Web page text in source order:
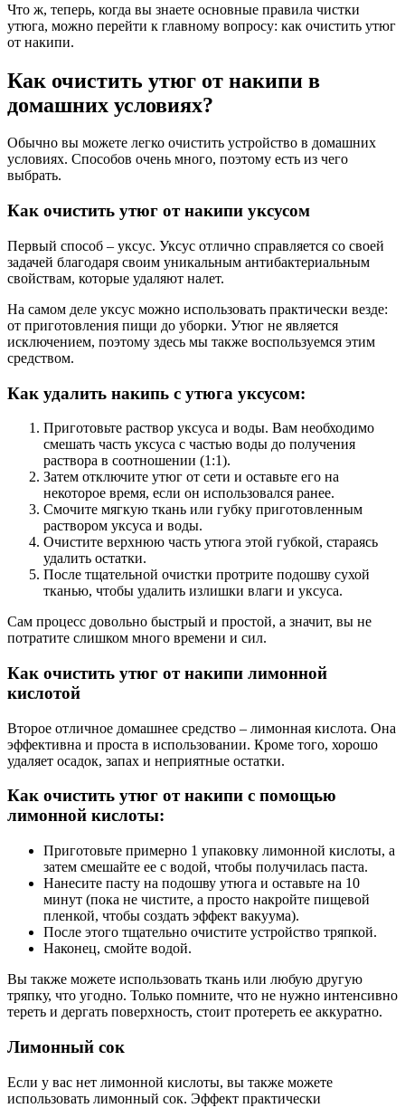
Что ж, теперь, когда вы знаете основные правила чистки
утюга, можно перейти к главному вопросу: как очистить утюг
от накипи.
Как очистить утюг от накипи в
домашних условиях?
Обычно вы можете легко очистить устройство в домашних
условиях. Способов очень много, поэтому есть из чего
выбрать.
Как очистить утюг от накипи уксусом
Первый способ – уксус. Уксус отлично справляется со своей
задачей благодаря своим уникальным антибактериальным
свойствам, которые удаляют налет.
На самом деле уксус можно использовать практически везде:
от приготовления пищи до уборки. Утюг не является
исключением, поэтому здесь мы также воспользуемся этим
средством.
Как удалить накипь с утюга уксусом:
Приготовьте раствор уксуса и воды. Вам необходимо
смешать часть уксуса с частью воды до получения
раствора в соотношении (1:1).
Затем отключите утюг от сети и оставьте его на
некоторое время, если он использовался ранее.
Смочите мягкую ткань или губку приготовленным
раствором уксуса и воды.
Очистите верхнюю часть утюга этой губкой, стараясь
удалить остатки.
После тщательной очистки протрите подошву сухой
тканью, чтобы удалить излишки влаги и уксуса.
Сам процесс довольно быстрый и простой, а значит, вы не
потратите слишком много времени и сил.
Как очистить утюг от накипи лимонной
кислотой
Второе отличное домашнее средство – лимонная кислота. Она
эффективна и проста в использовании. Кроме того, хорошо
удаляет осадок, запах и неприятные остатки.
Как очистить утюг от накипи с помощью
лимонной кислоты:
Приготовьте примерно 1 упаковку лимонной кислоты, а
затем смешайте ее с водой, чтобы получилась паста.
Нанесите пасту на подошву утюга и оставьте на 10
минут (пока не чистите, а просто накройте пищевой
пленкой, чтобы создать эффект вакуума).
После этого тщательно очистите устройство тряпкой.
Наконец, смойте водой.
Вы также можете использовать ткань или любую другую
тряпку, что угодно. Только помните, что не нужно интенсивно
тереть и дергать поверхность, стоит протереть ее аккуратно.
Лимонный сок
Если у вас нет лимонной кислоты, вы также можете
использовать лимонный сок. Эффект практически